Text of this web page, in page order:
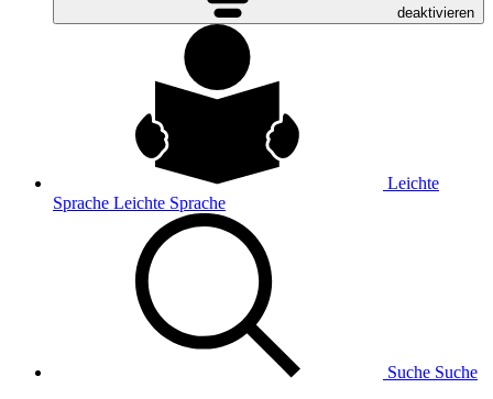
deaktivieren
Leichte
Sprache Leichte Sprache
Suche Suche